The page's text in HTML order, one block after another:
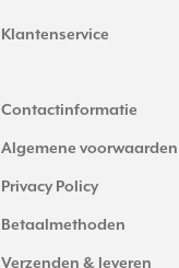
Klantenservice
Contactinformatie
Algemene voorwaarden
Privacy Policy
Betaalmethoden
Verzenden & leveren